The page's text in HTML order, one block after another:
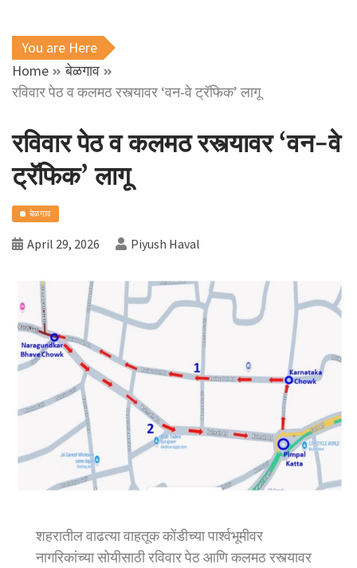
You are Here
Home
बेळगाव
रविवार पेठ व कलमठ रस्त्यावर ‘वन-वे ट्रॅफिक’ लागू
रविवार पेठ व कलमठ रस्त्यावर ‘वन-वे
ट्रॅफिक’ लागू
बेळगाव
April 29, 2026 Piyush Haval
शहरातील वाढत्या वाहतूक कोंडीच्या पार्श्वभूमीवर
नागरिकांच्या सोयीसाठी रविवार पेठ आणि कलमठ रस्त्यावर